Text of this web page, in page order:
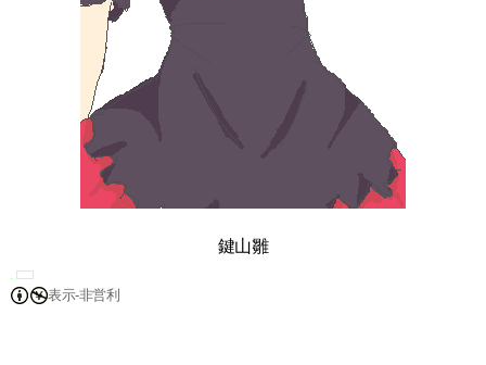
鍵山雛
表示-非営利